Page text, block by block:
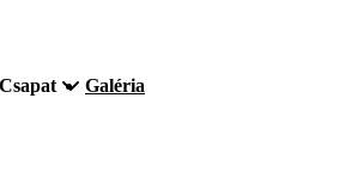
Csapat Galéria